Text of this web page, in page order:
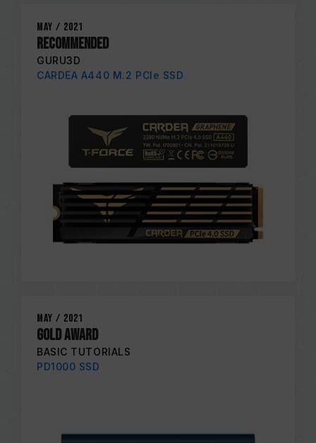
May / 2021
Recommended
GURU3D
CARDEA A440 M.2 PCIe SSD
May / 2021
GOLD AWARD
BASIC TUTORIALS
PD1000 SSD